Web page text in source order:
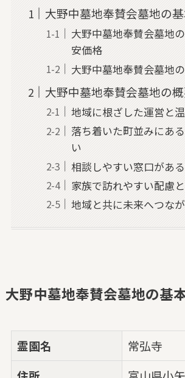
大野中墓地奉賛会墓地の
大野中墓地奉賛会墓地
安価格
大野中墓地奉賛会墓地
大野中墓地奉賛会墓地の
地域に根ざした運営と
落ち着いた町並みにあ
い
相談しやすい窓口があ
家族で訪れやすい配慮
地域と共に未来へつな
大野中墓地奉賛会墓地の基
霊園名
常弘寺